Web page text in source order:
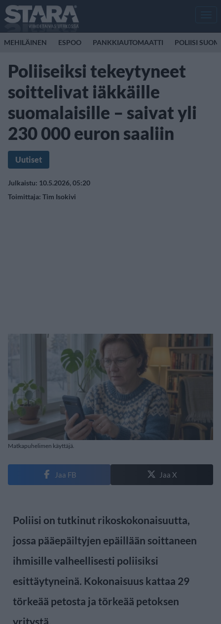
MEHILÄINEN ESPOO PANKKIAUTOMAATTI POLIISI
Poliiseiksi tekeytyneet
soittelivat iäkkäille
suomalaisille – saivat yli
230 000 euron saaliin
Uutiset
Julkaistu: 10.5.2026, 05:20
Toimittaja: Tim Isokivi
Matkapuhelimen käyttäjä.
Jaa FB Jaa X
Poliisi on tutkinut rikoskokonaisuutta,
jossa pääepäiltyjen epäillään soittaneen
ihmisille valheellisesti poliisiksi
esittäytyneinä. Kokonaisuus kattaa 29
törkeää petosta ja törkeää petoksen
yritystä.